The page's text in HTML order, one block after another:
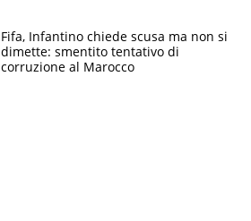
Fifa, Infantino chiede scusa ma non si
dimette: smentito tentativo di
corruzione al Marocco